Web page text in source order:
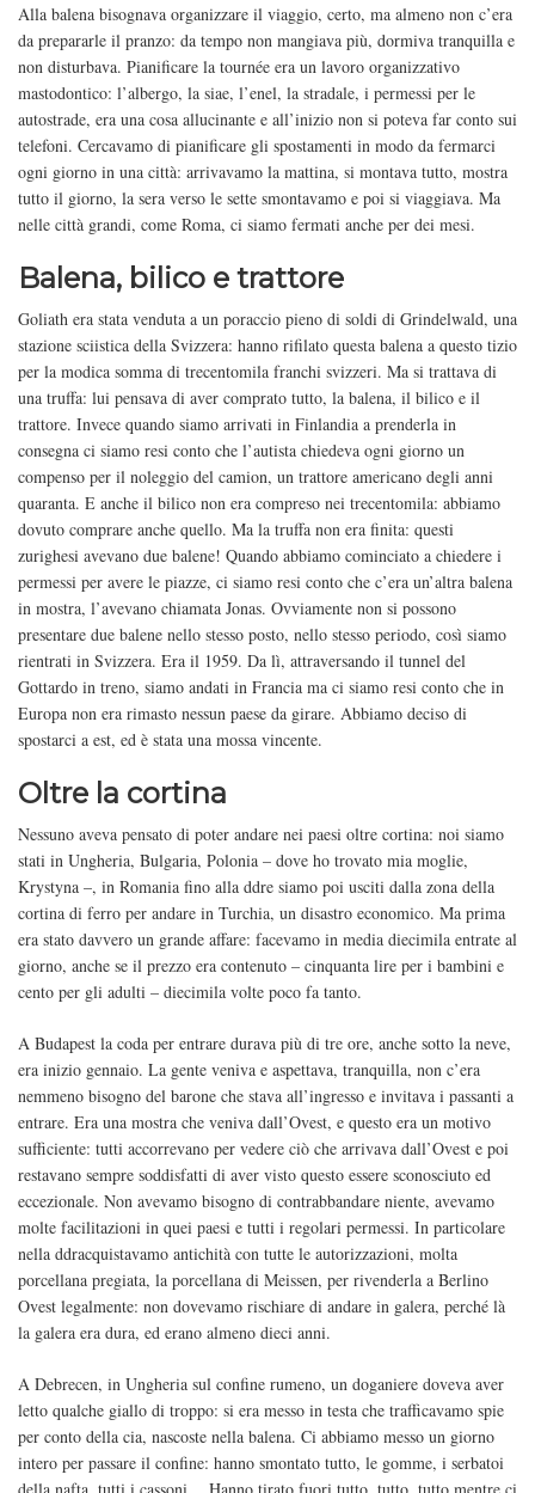
Alla balena bisognava organizzare il viaggio, certo, ma almeno non c’era
da prepararle il pranzo: da tempo non mangiava più, dormiva tranquilla e
non disturbava. Pianificare la tournée era un lavoro organizzativo
mastodontico: l’albergo, la siae, l’enel, la stradale, i permessi per le
autostrade, era una cosa allucinante e all’inizio non si poteva far conto sui
telefoni. Cercavamo di pianificare gli spostamenti in modo da fermarci
ogni giorno in una città: arrivavamo la mattina, si montava tutto, mostra
tutto il giorno, la sera verso le sette smontavamo e poi si viaggiava. Ma
nelle città grandi, come Roma, ci siamo fermati anche per dei mesi.
Balena, bilico e trattore
Goliath era stata venduta a un poraccio pieno di soldi di Grindelwald, una
stazione sciistica della Svizzera: hanno rifilato questa balena a questo tizio
per la modica somma di trecentomila franchi svizzeri. Ma si trattava di
una truffa: lui pensava di aver comprato tutto, la balena, il bilico e il
trattore. Invece quando siamo arrivati in Finlandia a prenderla in
consegna ci siamo resi conto che l’autista chiedeva ogni giorno un
compenso per il noleggio del camion, un trattore americano degli anni
quaranta. E anche il bilico non era compreso nei trecentomila: abbiamo
dovuto comprare anche quello. Ma la truffa non era finita: questi
zurighesi avevano due balene! Quando abbiamo cominciato a chiedere i
permessi per avere le piazze, ci siamo resi conto che c’era un’altra balena
in mostra, l’avevano chiamata Jonas. Ovviamente non si possono
presentare due balene nello stesso posto, nello stesso periodo, così siamo
rientrati in Svizzera. Era il 1959. Da lì, attraversando il tunnel del
Gottardo in treno, siamo andati in Francia ma ci siamo resi conto che in
Europa non era rimasto nessun paese da girare. Abbiamo deciso di
spostarci a est, ed è stata una mossa vincente.
Oltre la cortina
Nessuno aveva pensato di poter andare nei paesi oltre cortina: noi siamo
stati in Ungheria, Bulgaria, Polonia – dove ho trovato mia moglie,
Krystyna –, in Romania fino alla ddre siamo poi usciti dalla zona della
cortina di ferro per andare in Turchia, un disastro economico. Ma prima
era stato davvero un grande affare: facevamo in media diecimila entrate al
giorno, anche se il prezzo era contenuto – cinquanta lire per i bambini e
cento per gli adulti – diecimila volte poco fa tanto.
A Budapest la coda per entrare durava più di tre ore, anche sotto la neve,
era inizio gennaio. La gente veniva e aspettava, tranquilla, non c’era
nemmeno bisogno del barone che stava all’ingresso e invitava i passanti a
entrare. Era una mostra che veniva dall’Ovest, e questo era un motivo
sufficiente: tutti accorrevano per vedere ciò che arrivava dall’Ovest e poi
restavano sempre soddisfatti di aver visto questo essere sconosciuto ed
eccezionale. Non avevamo bisogno di contrabbandare niente, avevamo
molte facilitazioni in quei paesi e tutti i regolari permessi. In particolare
nella ddracquistavamo antichità con tutte le autorizzazioni, molta
porcellana pregiata, la porcellana di Meissen, per rivenderla a Berlino
Ovest legalmente: non dovevamo rischiare di andare in galera, perché là
la galera era dura, ed erano almeno dieci anni.
A Debrecen, in Ungheria sul confine rumeno, un doganiere doveva aver
letto qualche giallo di troppo: si era messo in testa che trafficavamo spie
per conto della cia, nascoste nella balena. Ci abbiamo messo un giorno
intero per passare il confine: hanno smontato tutto, le gomme, i serbatoi
della nafta, tutti i cassoni… Hanno tirato fuori tutto, tutto, tutto mentre ci